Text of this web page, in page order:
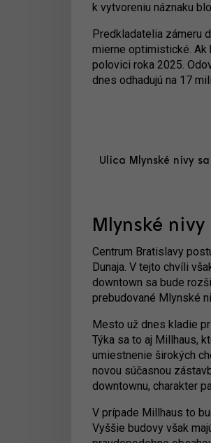
k vytvoreniu náznaku
Predkladatelia zámeru
mierne optimistické. Ak
polovici roka 2025.
dnes odhadujú na 17
Ulica Mlynské nivy
Mlynské
Centrum Bratislavy
Dunaja. V tejto chvíli
downtown sa bude
prebudované Mlynské
Mesto už dnes kladie
Týka sa to aj Millhaus,
umiestnenie širokých
novou súčasnou
downtownu, charakter
V prípade Millhaus to
Vyššie budovy však